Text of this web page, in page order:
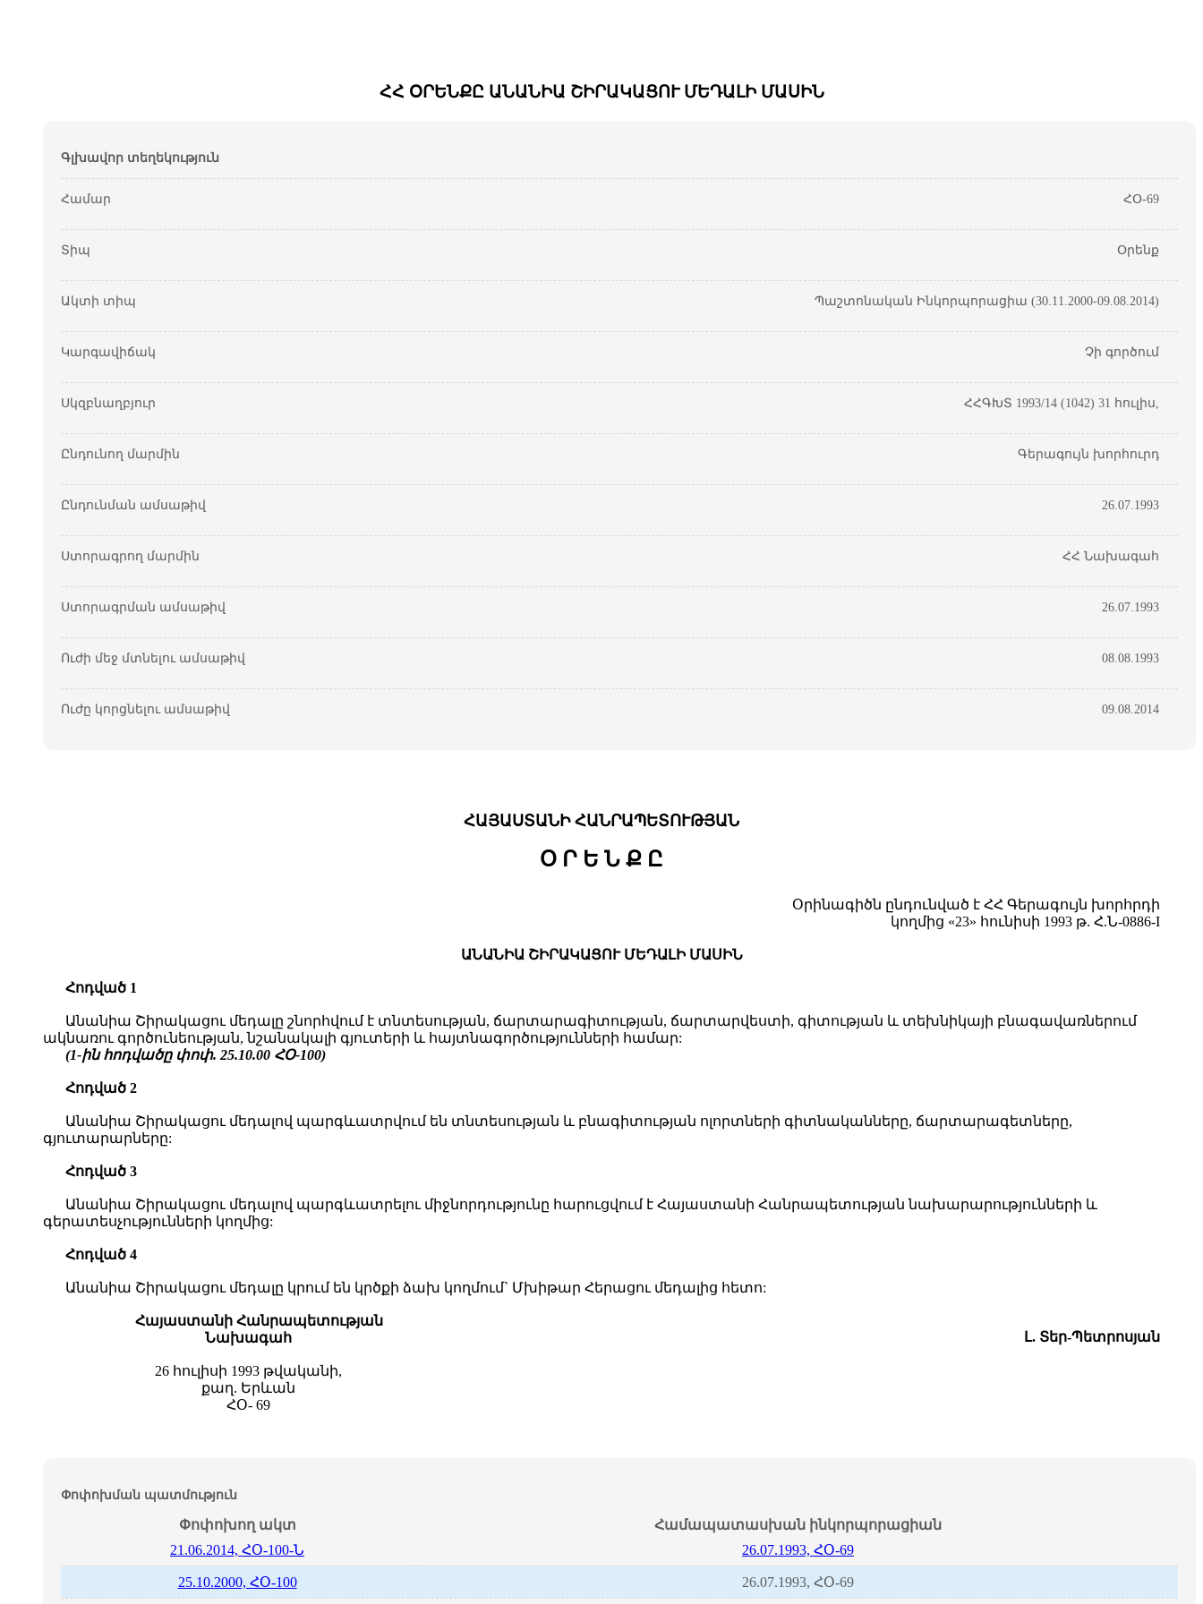
ՀՀ ՕՐԵՆՔԸ ԱՆԱՆԻԱ ՇԻՐԱԿԱՑՈՒ ՄԵԴԱԼԻ ՄԱՍԻՆ
Գլխավոր տեղեկություն
Համար ՀՕ-69
Տիպ Օրենք
Ակտի տիպ Պաշտոնական Ինկորպորացիա (30.11.2000-09.08.2014)
Կարգավիճակ Չի գործում
Սկզբնաղբյուր ՀՀԳԽՏ 1993/14 (1042) 31 հուլիս,
Ընդունող մարմին Գերագույն խորհուրդ
Ընդունման ամսաթիվ 26.07.1993
Ստորագրող մարմին ՀՀ Նախագահ
Ստորագրման ամսաթիվ 26.07.1993
Ուժի մեջ մտնելու ամսաթիվ 08.08.1993
Ուժը կորցնելու ամսաթիվ 09.08.2014
ՀԱՅԱՍՏԱՆԻ ՀԱՆՐԱՊԵՏՈՒԹՅԱՆ
Օ Ր Ե Ն Ք Ը
Օրինագիծն ընդունված է ՀՀ Գերագույն խորհրդի
կողմից «23» հունիսի 1993 թ. Հ.Ն-0886-I
ԱՆԱՆԻԱ ՇԻՐԱԿԱՑՈՒ ՄԵԴԱԼԻ ՄԱՍԻՆ
Հոդված 1
Անանիա Շիրակացու մեդալը շնորհվում է տնտեսության, ճարտարագիտության, ճարտարվեստի, գիտության և տեխնիկայի բնագավառներում
ակնառու գործունեության, նշանակալի գյուտերի և հայտնագործությունների համար:
(1-ին հոդվածը փոփ. 25.10.00 ՀՕ-100)
Հոդված 2
Անանիա Շիրակացու մեդալով պարգևատրվում են տնտեսության և բնագիտության ոլորտների գիտնականները, ճարտարագետները,
գյուտարարները:
Հոդված 3
Անանիա Շիրակացու մեդալով պարգևատրելու միջնորդությունը հարուցվում է Հայաստանի Հանրապետության նախարարությունների և
գերատեսչությունների կողմից:
Հոդված 4
Անանիա Շիրակացու մեդալը կրում են կրծքի ձախ կողմում` Մխիթար Հերացու մեդալից հետո:
Հայաստանի Հանրապետության
Նախագահ
26 հուլիսի 1993 թվականի,
քաղ. Երևան
ՀՕ- 69
Լ. Տեր-Պետրոսյան
Փոփոխման պատմություն
Փոփոխող ակտ
Համապատասխան ինկորպորացիան
21.06.2014, ՀՕ-100-Ն
26.07.1993, ՀՕ-69
25.10.2000, ՀՕ-100 26.07.1993, ՀՕ-69